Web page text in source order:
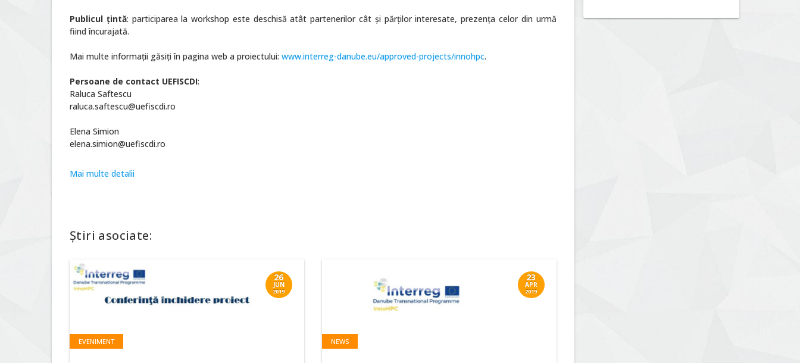
Publicul ţintă: participarea la workshop este deschisă atât partenerilor cât şi părţilor interesate, prezenţa celor din urmă
fiind încurajată.
Mai multe informaţii găsiţi în pagina web a proiectului: www.interreg-danube.eu/approved-projects/innohpc.
Persoane de contact UEFISCDI:
Raluca Saftescu
raluca.saftescu@uefiscdi.ro
Elena Simion
elena.simion@uefiscdi.ro
Mai multe detalii
Știri asociate:
26
JUN
2019
EVENIMENT
23
APR
2019
NEWS